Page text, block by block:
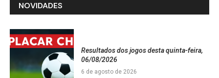
NOVIDADES
Resultados dos jogos desta quinta-feira,
06/08/2026
6 de agosto de 2026